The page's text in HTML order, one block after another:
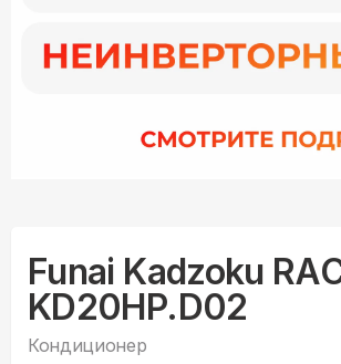
KD20HP.D02
Кондиционер
0 | 0отзывов(а)